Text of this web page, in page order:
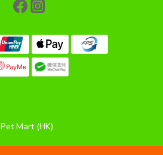
Pet Mart (HK)